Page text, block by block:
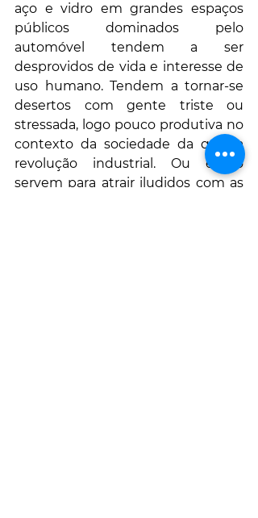
aço e vidro em grandes espaços
públicos dominados pelo
automóvel tendem a ser
desprovidos de vida e interesse de
uso humano. Tendem a tornar-se
desertos com gente triste ou
stressada, logo pouco produtiva no
contexto da sociedade da quarta
revolução industrial. Ou então
servem para atrair iludidos com as